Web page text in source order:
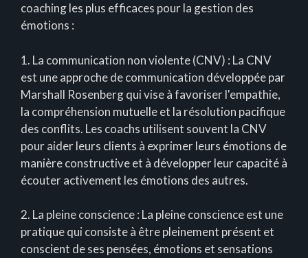
coaching les plus efficaces pour la gestion des
émotions :
1. La communication non violente (CNV) : La CNV
est une approche de communication développée par
Marshall Rosenberg qui vise à favoriser l'empathie,
la compréhension mutuelle et la résolution pacifique
des conflits. Les coachs utilisent souvent la CNV
pour aider leurs clients à exprimer leurs émotions de
manière constructive et à développer leur capacité à
écouter activement les émotions des autres.
2. La pleine conscience : La pleine conscience est une
pratique qui consiste à être pleinement présent et
conscient de ses pensées, émotions et sensations